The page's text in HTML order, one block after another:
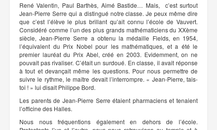
René Valentin, Paul Barthès, Aimé Bastide… Mais, c’est surtout
Jean-Pierre Serre qui a distingué notre classe. Je peux même dire
que c’est l’élève le plus brillant qu’ait connu l’école de Vauvert.
Considéré comme l’un des plus grands mathématiciens du XXème
siècle, Jean-Pierre Serre a obtenu la médaille Fields, en 1954,
l’équivalent du Prix Nobel pour les mathématiques, et a été le
premier lauréat du Prix Abel, créé en 2003. Evidemment, on ne
pouvait pas rivaliser. C’était un surdoué. En classe, il avait réponse
à tout et devançait même les questions. Pour nous permettre de
suivre le rythme, le maître devait l’interrompre. « Jean-Pierre, tais-
toi ! » lui disait Philippe Bord.
Les parents de Jean-Pierre Serre étaient pharmaciens et tenaient
l’officine des Halles.
Nous nous fréquentions également en dehors de l’école.